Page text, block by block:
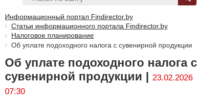
Информационный портал Findirector.by
Статьи информационного портала Findirector.by
Налоговое планирование
Об уплате подоходного налога с сувенирной продукции
Об уплате подоходного налога с
сувенирной продукции | 23.02.2026
07:30